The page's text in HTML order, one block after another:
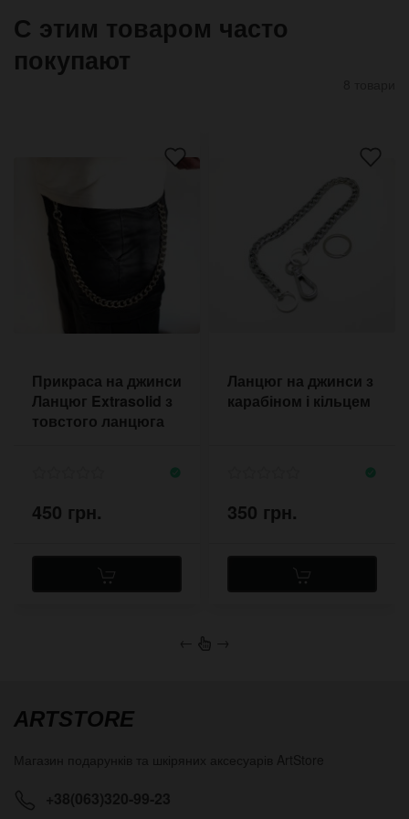
С этим товаром часто
покупают
Прикраса на джинси
Ланцюг Extrasolid з
товстого ланцюга
450 грн.
Ланцюг на джинси з
карабіном і кільцем
350 грн.
← →
ARTSTORE